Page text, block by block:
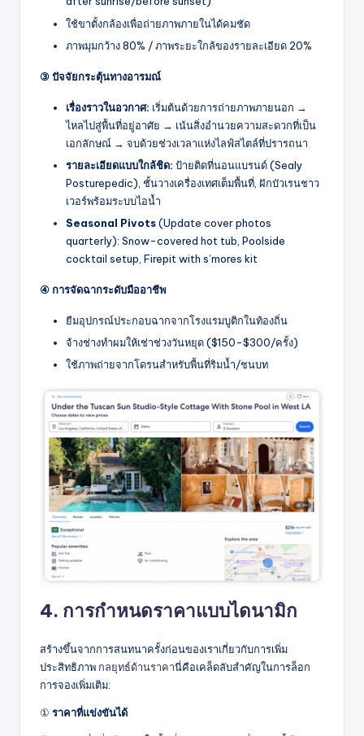
ใช้ขาตั้งกล้องเพื่อถ่ายภาพภายในได้คมชัด
ภาพมุมกว้าง 80% / ภาพระยะใกล้ของรายละเอียด 20%
③ ปัจจัยกระตุ้นทางอารมณ์
เรื่องราวในอวกาศ: เริ่มต้นด้วยการถ่ายภาพภายนอก →
ไหลไปสู่พื้นที่อยู่อาศัย → เน้นสิ่งอำนวยความสะดวกที่เป็น
เอกลักษณ์ → จบด้วยช่วงเวลาแห่งไลฟ์สไตล์ที่ปรารถนา
รายละเอียดแบบใกล้ชิด: ป้ายติดที่นอนแบรนด์ (Sealy
Posturepedic), ชั้นวางเครื่องเทศเต็มพื้นที่, ฝักบัวเรนชาว
เวอร์พร้อมระบบไอน้ำ
Seasonal Pivots(Update cover photos
quarterly): Snow-covered hot tub, Poolside
cocktail setup, Firepit with s’mores kit
④ การจัดฉากระดับมืออาชีพ
ยืมอุปกรณ์ประกอบฉากจากโรงแรมบูติกในท้องถิ่น
จ้างช่างทำผมให้เช่าช่วงวันหยุด ($150-$300/ครั้ง)
ใช้ภาพถ่ายจากโดรนสำหรับพื้นที่ริมน้ำ/ชนบท
4. การกำหนดราคาแบบไดนามิก
สร้างขึ้นจากการสนทนาครั้งก่อนของเราเกี่ยวกับการเพิ่ม
ประสิทธิภาพ กลยุทธ์ด้านราคานี่คือเคล็ดลับสำคัญในการล็อก
การจองเพิ่มเติม:
① ราคาที่แข่งขันได้